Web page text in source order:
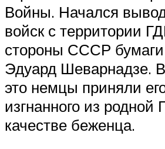
Войны. Начался
войск с территории
стороны СССР
Эдуард Шеварнадзе.
это немцы приняли
изгнанного из родной
качестве беженца.